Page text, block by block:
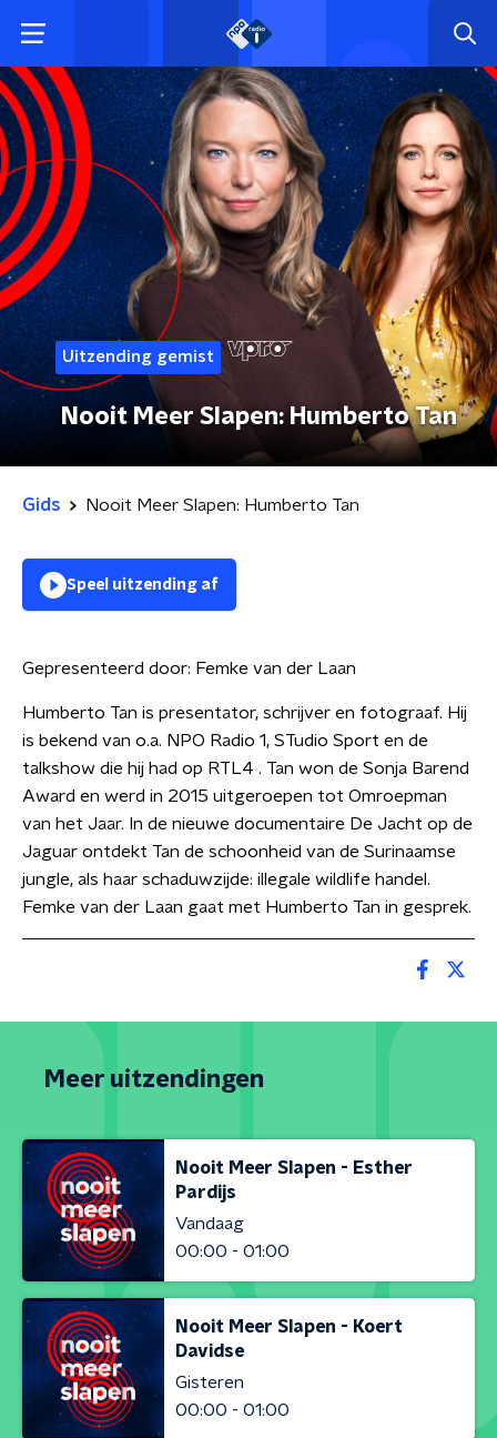
Uitzending gemist
Nooit Meer Slapen: Humberto Tan
Gids Nooit Meer Slapen: Humberto Tan
Speel uitzending af
Gepresenteerd door: Femke van der Laan
Humberto Tan is presentator, schrijver en fotograaf. Hij
is bekend van o.a. NPO Radio 1, STudio Sport en de
talkshow die hij had op RTL4 . Tan won de Sonja Barend
Award en werd in 2015 uitgeroepen tot Omroepman
van het Jaar. In de nieuwe documentaire De Jacht op de
Jaguar ontdekt Tan de schoonheid van de Surinaamse
jungle, als haar schaduwzijde: illegale wildlife handel.
Femke van der Laan gaat met Humberto Tan in gesprek.
Meer uitzendingen
Nooit Meer Slapen - Esther
Pardijs
Vandaag
00:00 - 01:00
Nooit Meer Slapen - Koert
Davidse
Gisteren
00:00 - 01:00